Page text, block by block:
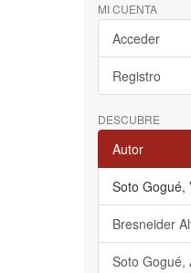
MI CUENTA
Acceder
Registro
DESCUBRE
Autor
Soto Gogué,
Bresneider
Soto Gogué,